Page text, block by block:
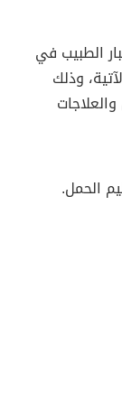
الطبيب في
وذلك
والعلاجات
الحمل.